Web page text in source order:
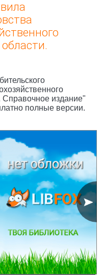
Справочное издание"
полные версии.